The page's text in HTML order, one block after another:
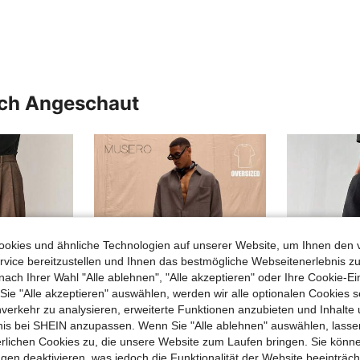
Angeschaut
8 5
und ähnliche Technologien auf unserer Website, um Ihnen den
bereitzustellen und Ihnen das bestmögliche Webseitenerlebnis
Ihrer Wahl "Alle ablehnen", "Alle akzeptieren" oder Ihre Cookie-
"Alle akzeptieren" auswählen, werden wir alle optionalen Cookies
zu analysieren, erweiterte Funktionen anzubieten und Inhalte
bei SHEIN anzupassen. Wenn Sie "Alle ablehnen" auswählen,
Cookies zu, die unsere Website zum Laufen bringen. Sie